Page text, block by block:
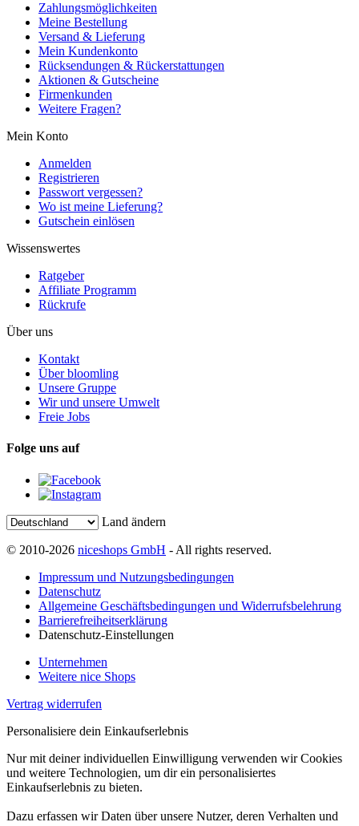
Zahlungsmöglichkeiten
Meine Bestellung
Versand & Lieferung
Mein Kundenkonto
Rücksendungen & Rückerstattungen
Aktionen & Gutscheine
Firmenkunden
Weitere Fragen?
Mein Konto
Anmelden
Registrieren
Passwort vergessen?
Wo ist meine Lieferung?
Gutschein einlösen
Wissenswertes
Ratgeber
Affiliate Programm
Rückrufe
Über uns
Kontakt
Über bloomling
Unsere Gruppe
Wir und unsere Umwelt
Freie Jobs
Folge uns auf
Land ändern
© 2010-2026 niceshops GmbH - All rights reserved.
Impressum und Nutzungsbedingungen
Datenschutz
Allgemeine Geschäftsbedingungen und Widerrufsbelehrung
Barrierefreiheitserklärung
Datenschutz-Einstellungen
Unternehmen
Weitere nice Shops
Vertrag widerrufen
Personalisiere dein Einkaufserlebnis
Nur mit deiner individuellen Einwilligung verwenden wir Cookies
und weitere Technologien, um dir ein personalisiertes
Einkaufserlebnis zu bieten.
Dazu erfassen wir Daten über unsere Nutzer, deren Verhalten und